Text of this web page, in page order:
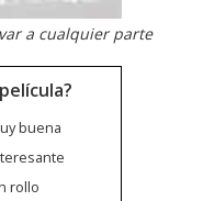
a cualquier parte
buena
rollo